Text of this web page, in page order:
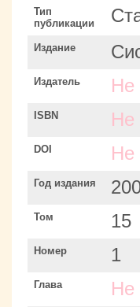
Тип
публикации
Издание
Издатель Не
ISBN Не
DOI Не
Год издания
Том 15
Номер 1
Глава Не